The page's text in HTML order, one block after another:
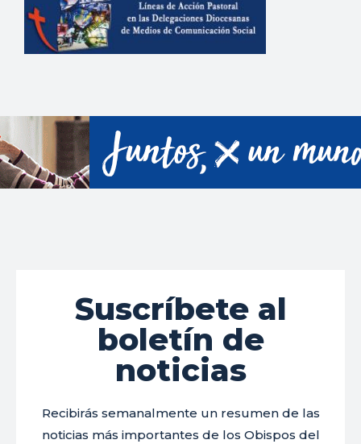
Suscríbete al
boletín de
noticias
Recibirás semanalmente un resumen de las
noticias más importantes de los Obispos del